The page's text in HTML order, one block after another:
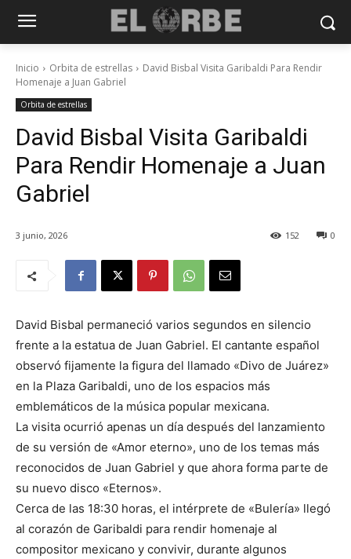
Inicio Orbita de estrellas
David Bisbal Visita Garibaldi Para Rendir
Homenaje a Juan Gabriel
Orbita de estrellas
David Bisbal Visita Garibaldi
Para Rendir Homenaje a Juan
Gabriel
3 junio, 2026 0
152
David Bisbal permaneció varios segundos en silencio
frente a la estatua de Juan Gabriel. El cantante español
observó fijamente la figura del llamado «Divo de Juárez»
en la Plaza Garibaldi, uno de los espacios más
emblemáticos de la música popular mexicana.
La visita ocurrió apenas un día después del lanzamiento
de su versión de «Amor eterno», uno de los temas más
reconocidos de Juan Gabriel y que ahora forma parte de
su nuevo disco «Eternos».
Cerca de las 18:30 horas, el intérprete de «Bulería» llegó
al corazón de Garibaldi para rendir homenaje al
compositor mexicano y convivir, durante algunos